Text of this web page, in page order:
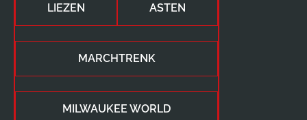
LIEZEN ASTEN
MARCHTRENK
MILWAUKEE WORLD